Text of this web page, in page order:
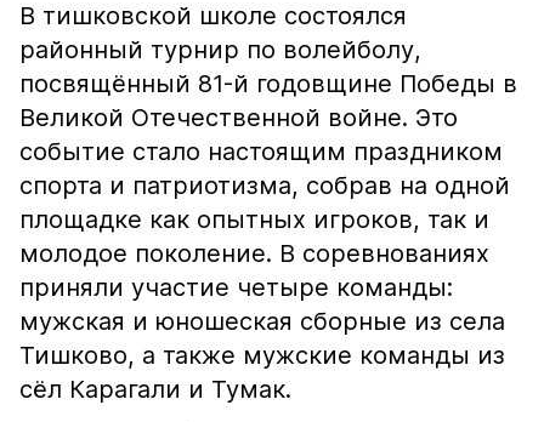
В тишковской школе состоялся
районный турнир по волейболу,
посвящённый 81-й годовщине Победы в
Великой Отечественной войне. Это
событие стало настоящим праздником
спорта и патриотизма, собрав на одной
площадке как опытных игроков, так и
молодое поколение. В соревнованиях
приняли участие четыре команды:
мужская и юношеская сборные из села
Тишково, а также мужские команды из
сёл Карагали и Тумак.